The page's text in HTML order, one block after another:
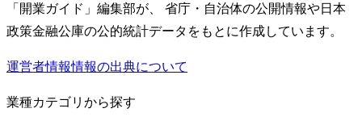
「開業ガイド」編集部が、 省庁・自治体の公開情報や日本
政策金融公庫の公的統計データをもとに作成しています。
運営者情報情報の出典について
業種カテゴリから探す